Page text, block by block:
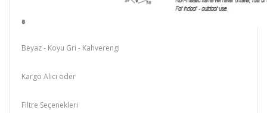
Beyaz - Koyu Gri - Kahverengi
Kargo Alıcı öder
Filtre Seçenekleri